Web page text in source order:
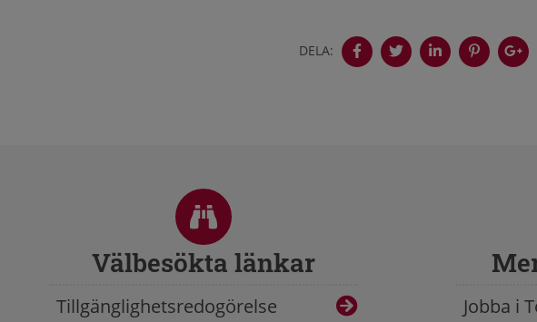
DELA:
Välbesökta länkar
Tillgänglighetsredogörelse
Jobba i